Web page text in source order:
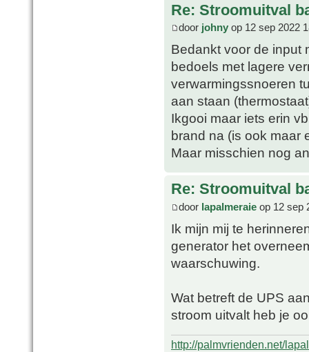
Re: Stroomuitval
door johny op 12 sep 2022
Bedankt voor de input
bedoels met lagere
verwarmingssnoeren
aan staan
Ikgooi maar iets erin
brand na (is ook maar
Maar misschien nog
Re: Stroomuitval
door lapalmeraie op 12 sep
Ik mijn mij te
generator het
waarschuwing.
Wat betreft de UPS
stroom uitvalt heb je
http://palmvrienden.net/